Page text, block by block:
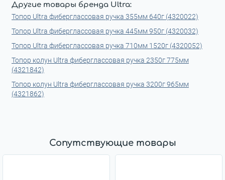
Другие товары бренда Ultra:
Топор Ultra фиберглассовая ручка 355мм 640г (4320022)
Топор Ultra фиберглассовая ручка 445мм 950г (4320032)
Топор Ultra фиберглассовая ручка 710мм 1520г (4320052)
Топор колун Ultra фиберглассовая ручка 2350г 775мм
(4321842)
Топор колун Ultra фиберглассовая ручка 3200г 965мм
(4321862)
Сопутствующие товары